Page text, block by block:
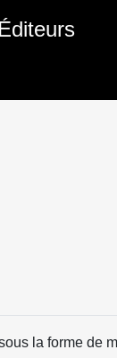
Éditeurs
la forme de